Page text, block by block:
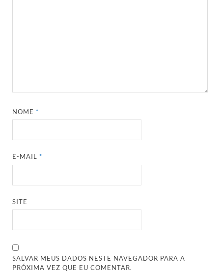
NOME*
E-MAIL*
SITE
SALVAR MEUS DADOS NESTE NAVEGADOR PARA A
PRÓXIMA VEZ QUE EU COMENTAR.